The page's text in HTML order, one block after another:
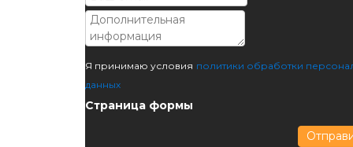
Я принимаю условия политики обработки
данных
Страница формы